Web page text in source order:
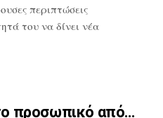
περιπτώσεις
του να δίνει νέα
προσωπικό από…